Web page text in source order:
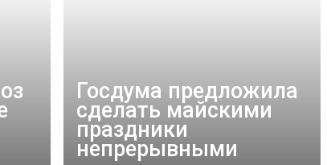
Госдума предложила
сделать майскими
праздники
непрерывными